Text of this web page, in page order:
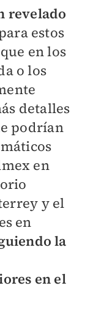
revelado
estos
en los
o los
detalles
podrían
en
y el
en
la
en el